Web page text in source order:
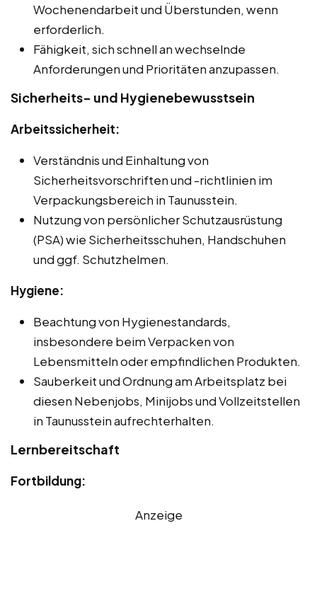
Wochenendarbeit und Überstunden, wenn
erforderlich.
Fähigkeit, sich schnell an wechselnde
Anforderungen und Prioritäten anzupassen.
Sicherheits- und Hygienebewusstsein
Arbeitssicherheit:
Verständnis und Einhaltung von
Sicherheitsvorschriften und -richtlinien im
Verpackungsbereich in Taunusstein.
Nutzung von persönlicher Schutzausrüstung
(PSA) wie Sicherheitsschuhen, Handschuhen
und ggf. Schutzhelmen.
Hygiene:
Beachtung von Hygienestandards,
insbesondere beim Verpacken von
Lebensmitteln oder empfindlichen Produkten.
Sauberkeit und Ordnung am Arbeitsplatz bei
diesen Nebenjobs, Minijobs und Vollzeitstellen
in Taunusstein aufrechterhalten.
Lernbereitschaft
Fortbildung:
Anzeige